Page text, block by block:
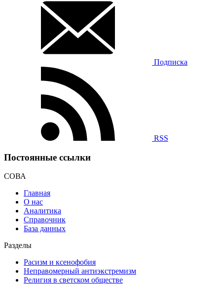
Подписка
RSS
Постоянные ссылки
СОВА
Главная
О нас
Аналитика
Справочник
База данных
Разделы
Расизм и ксенофобия
Неправомерный антиэкстремизм
Религия в светском обществе